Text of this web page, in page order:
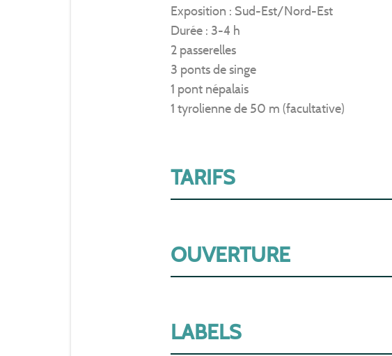
Exposition : Sud-Est/Nord-Est
Durée : 3-4 h
2 passerelles
3 ponts de singe
1 pont népalais
1 tyrolienne de 50 m (facultative)
TARIFS
OUVERTURE
LABELS